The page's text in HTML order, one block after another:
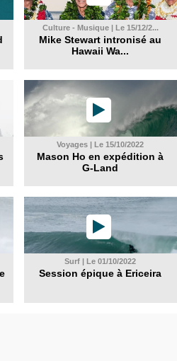
Culture - Musique | Le 15/12/2...
Mike Stewart intronisé au
Hawaii Wa...
Voyages | Le 15/10/2022
Mason Ho en expédition à
G-Land
Surf | Le 01/10/2022
Session épique à Ericeira